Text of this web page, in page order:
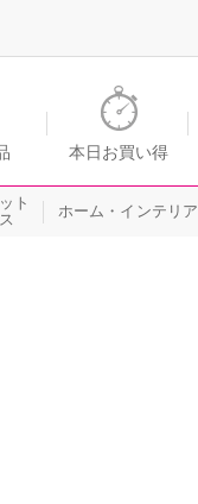
グのショップチャンネル
本日お買い得
ト
ホーム・インテリア